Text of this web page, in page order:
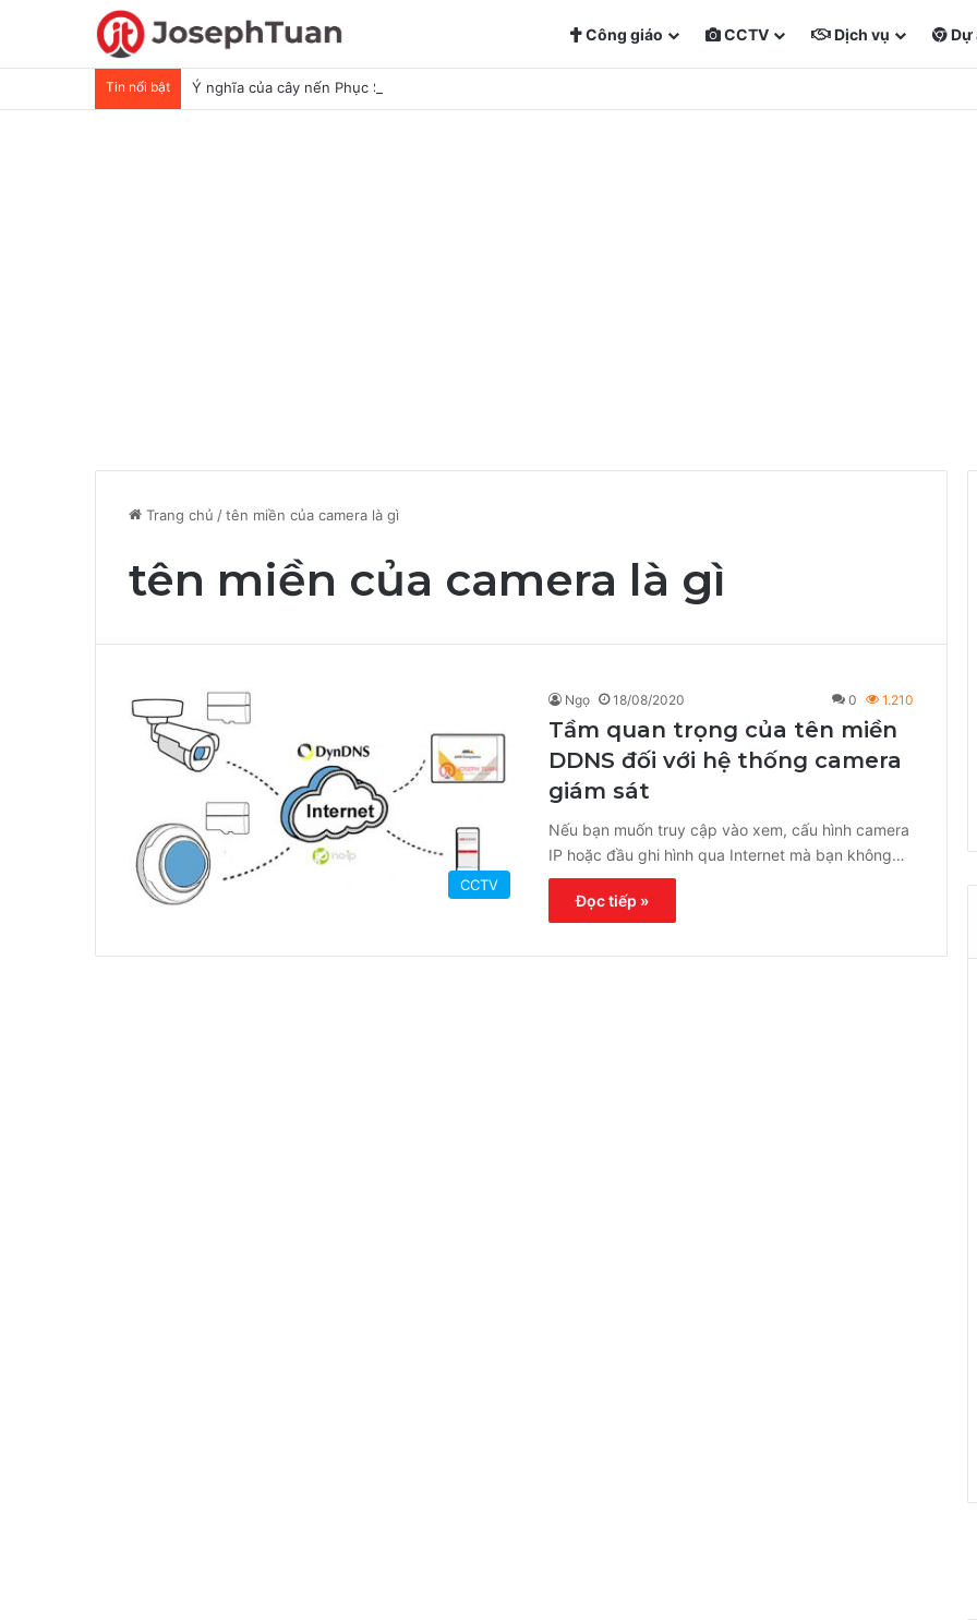
Công giáo CCTV Dịch vụ Dự
Tin nổi bật Ý nghĩa của cây nến Phục Sinh
Trang chủ /tên miền của camera là gì
tên miền của camera là gì
CCTV
Ngọ 18/08/2020 0 1.210
Tầm quan trọng của tên miền
DDNS đối với hệ thống camera
giám sát
Nếu bạn muốn truy cập vào xem, cấu hình camera
IP hoặc đầu ghi hình qua Internet mà bạn không…
Đọc tiếp »